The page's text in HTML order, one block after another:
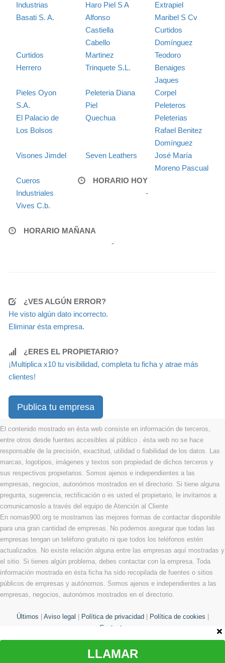
Industrias
Basati S. A.
Haro Piel S A
Extrapiel
Alfonso
Castiella
Cabello
Maribel S Cv
Curtidos
Domínguez
Curtidos
Herrero
Martinez
Trinquete S.L.
Teodoro
Benaiges
Jaques
Pieles Oyon
S.A.
Peleteria Diana
Piel
Corpel
Peleteros
El Palacio de
Los Bolsos
Quechua
Peleterias
Rafael Benitez
Domínguez
Visones Jimdel
Seven Leathers
José María
Moreno Pascual
Cueros
Industriales
Vives C.b.
HORARIO HOY
-
HORARIO MAÑANA
-
¿VES ALGÚN ERROR?
He visto algún dato incorrecto.
Eliminar ésta empresa.
¿ERES EL PROPIETARIO?
¡Multiplica x10 tu visibilidad, completa tu ficha y atrae más
clientes!
Publica tu empresa
El contenido mostrado en ésta web consiste en información de terceros,
entre otros desde fuentes accesibles al público . ésta web no se hace
responsable de la precisión, exactitud, utilidad o fiabilidad de los datos. Las
marcas, logotipos, imágenes y textos son propiedad de dichos terceros y
sus respectivos propietarios. Somos ajenos e independientes a las
empresas, negocios, autonómos mostrados en el directorio. Si tiene alguna
pregunta, sugerencia, rectificación o es usted el propietario, le invitamos a
comunicarnoslo a través del equipo de Atención al Cliente
En nomas900.org te mostramos las mejores formas de contactar disponible
para una gran cantidad de empresas. No podemos asegurar que todas las
empresas tengan un teléfono gratuito ni que todos los teléfonos estén
actualizados. No existe relación alguna entre las empresas aquí mostradas y
el sitio. Si tienes algún problema, debes contactar con la empresa. Toda
información mostrada en ésta ficha ha sido recopilada de fuentes o sitios
públicos de empresas y autónomos. Somos ajenos e independientes a las
empresas, negocios, autonómos mostrados en el directorio.
Últimos Aviso legal Política de privacidad Política de cookies
Contacto
LLAMAR